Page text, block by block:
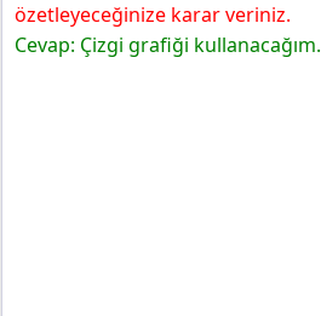
özetleyeceğinize karar veriniz.
Cevap: Çizgi grafiği kullanacağım.